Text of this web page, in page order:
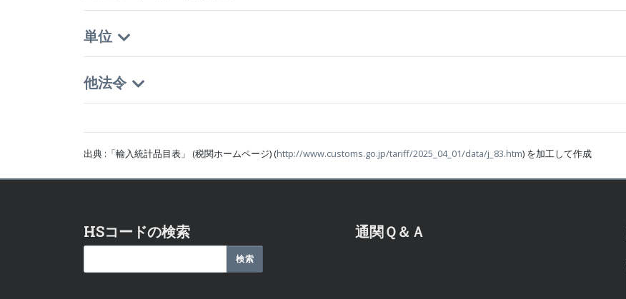
単位
他法令
出典 :「輸入統計品目表」 (税関ホームページ) (http://www.customs.go.jp/tariff/2025_04_01/data/j_83.htm) を加工して作成
HSコードの検索 通関Ｑ＆Ａ